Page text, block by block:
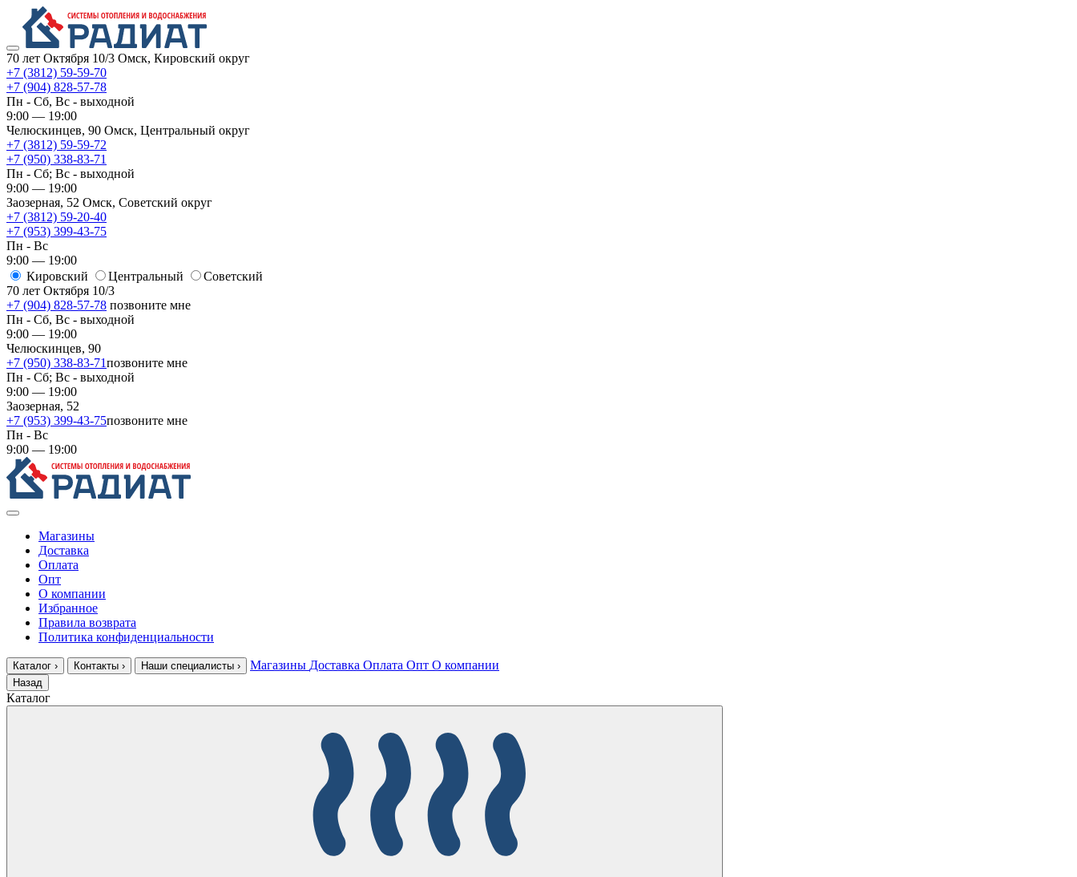
70 лет Октября 10/3 Омск, Кировский округ
+7 (3812) 59-59-70
+7 (904) 828-57-78
Пн - Сб, Вс - выходной
9:00 — 19:00
Челюскинцев, 90 Омск, ​Центральный округ
+7 (3812) 59-59-72
+7 (950) 338-83-71
Пн - Сб; Вс - выходной
9:00 — 19:00
Заозерная, 52 Омск, ​Советский округ
+7 (3812) 59-20-40
+7 (953) 399-43-75
Пн - Вс
9:00 — 19:00
Кировский
​Центральный
​Советский
70 лет Октября 10/3
+7 (904) 828-57-78 позвоните мне
Пн - Сб, Вс - выходной
9:00 — 19:00
Челюскинцев, 90
+7 (950) 338-83-71позвоните мне
Пн - Сб; Вс - выходной
9:00 — 19:00
Заозерная, 52
+7 (953) 399-43-75позвоните мне
Пн - Вс
9:00 — 19:00
Магазины
Доставка
Оплата
Опт
О компании
Избранное
Правила возврата
Политика конфиденциальности
Каталог › Контакты › Наши специалисты › Магазины Доставка Оплата Опт О компании
Назад
Каталог